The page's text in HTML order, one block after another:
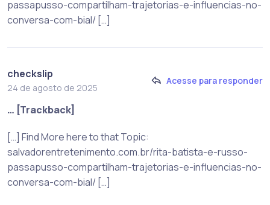
passapusso-compartilham-trajetorias-e-influencias-no-
conversa-com-bial/ […]
checkslip
24 de agosto de 2025
Acesse para responder
… [Trackback]
[…] Find More here to that Topic:
salvadorentretenimento.com.br/rita-batista-e-russo-
passapusso-compartilham-trajetorias-e-influencias-no-
conversa-com-bial/ […]